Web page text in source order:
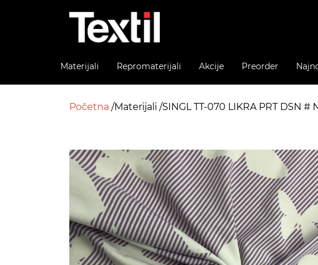
Materijali Repromaterijali Akcije Preorder
Početna Materijali SINGL TT-070 LIKRA PRT DSN #